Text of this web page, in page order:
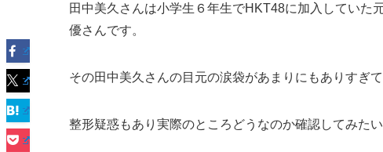
田中美久さんは小学生６年生でHKT48に加入していた
優さんです。
その田中美久さんの目元の涙袋があまりにもありすぎ
整形疑惑もあり実際のところどうなのか確認してみたい